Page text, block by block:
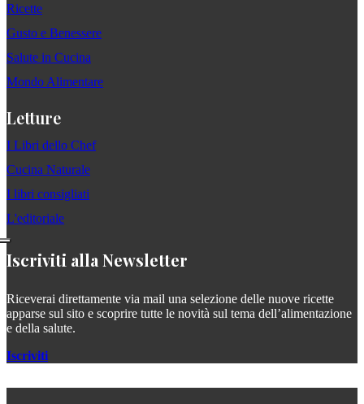
Ricette
Gusto e Benessere
Salute in Cucina
Mondo Alimentare
Letture
I Libri dello Chef
Cucina Naturale
I libri consigliati
L'editoriale
Iscriviti alla Newsletter
Riceverai direttamente via mail una selezione delle nuove ricette
apparse sul sito e scoprire tutte le novità sul tema dell’alimentazione
e della salute.
Iscriviti